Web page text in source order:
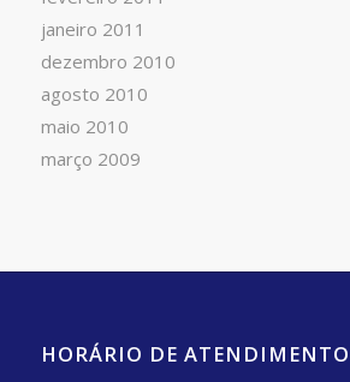
janeiro 2011
dezembro 2010
agosto 2010
maio 2010
março 2009
HORÁRIO DE ATENDIMENTO